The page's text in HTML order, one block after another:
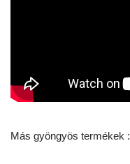
Más gyöngyös termékek :